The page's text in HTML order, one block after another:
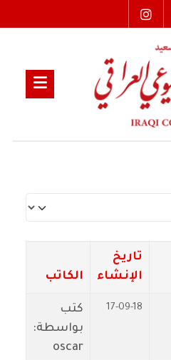
تاريخ
الإنشاء
الكاتب
17-09-18
كتب
بواسطة:
oscar